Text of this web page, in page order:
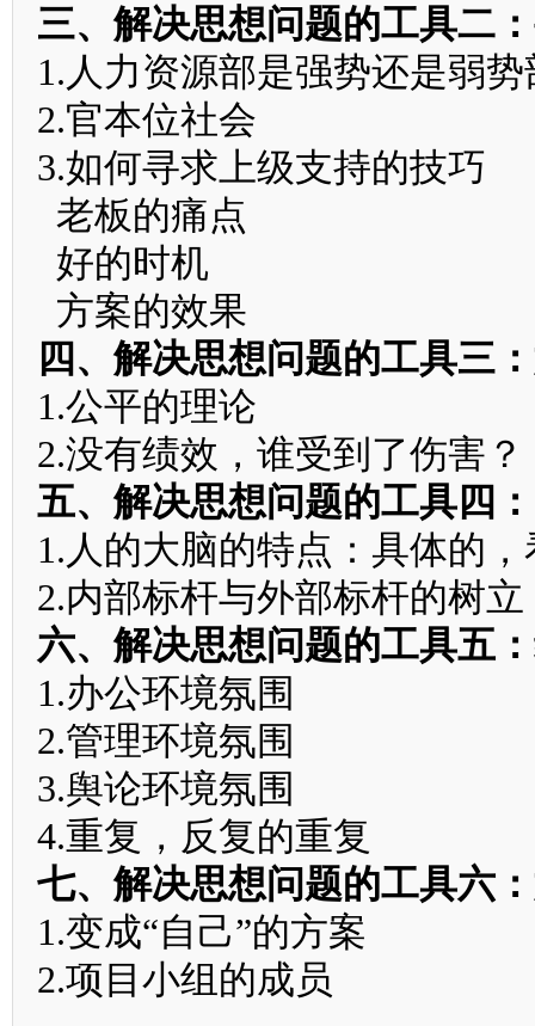
三、解决思想问题的工具二
1.人力资源部是强势还是弱
2.官本位社会
3.如何寻求上级支持的技巧
老板的痛点
好的时机
方案的效果
四、解决思想问题的工具三
1.公平的理论
2.没有绩效，谁受到了伤害？
五、解决思想问题的工具四
1.人的大脑的特点：具体的
2.内部标杆与外部标杆的树立
六、解决思想问题的工具五
1.办公环境氛围
2.管理环境氛围
3.舆论环境氛围
4.重复，反复的重复
七、解决思想问题的工具六
1.变成“自己”的方案
2.项目小组的成员